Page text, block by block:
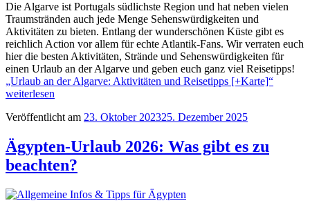
Die Algarve ist Portugals südlichste Region und hat neben vielen
Traumstränden auch jede Menge Sehenswürdigkeiten und
Aktivitäten zu bieten. Entlang der wunderschönen Küste gibt es
reichlich Action vor allem für echte Atlantik-Fans. Wir verraten euch
hier die besten Aktivitäten, Strände und Sehenswürdigkeiten für
einen Urlaub an der Algarve und geben euch ganz viel Reisetipps!
„Urlaub an der Algarve: Aktivitäten und Reisetipps [+Karte]“
weiterlesen
Veröffentlicht am 23. Oktober 202325. Dezember 2025
Ägypten-Urlaub 2026: Was gibt es zu
beachten?